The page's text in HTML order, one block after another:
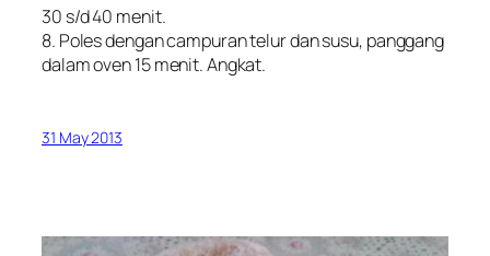
30 s/d 40 menit.
8. Poles dengan campuran telur dan susu, panggang
dalam oven 15 menit. Angkat.
31 May 2013